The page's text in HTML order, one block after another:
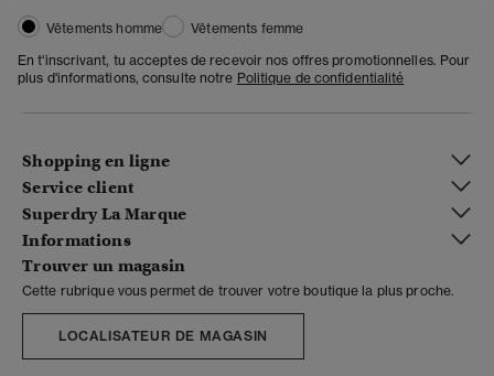
Vêtements homme
Vêtements femme
En t'inscrivant, tu acceptes de recevoir nos offres promotionnelles. Pour
plus d'informations, consulte notre Politique de confidentialité
Shopping en ligne
Service client
Superdry La Marque
Informations
Trouver un magasin
Cette rubrique vous permet de trouver votre boutique la plus proche.
LOCALISATEUR DE MAGASIN